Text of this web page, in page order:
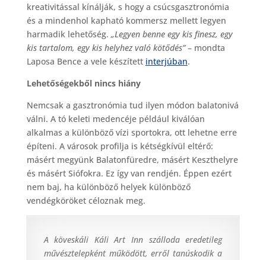
kreativitással kínálják, s hogy a csúcsgasztronómia
és a mindenhol kapható kommersz mellett legyen
harmadik lehetőség. „Legyen benne egy kis finesz, egy
kis tartalom, egy kis helyhez való kötődés”– mondta
Laposa Bence a vele készített interjúban.
Lehetőségekből nincs hiány
Nemcsak a gasztronómia tud ilyen módon balatonivá
válni. A tó keleti medencéje például kiválóan
alkalmas a különböző vízi sportokra, ott lehetne erre
építeni. A városok profilja is kétségkívül eltérő:
másért megyünk Balatonfüredre, másért Keszthelyre
és másért Siófokra. Ez így van rendjén. Éppen ezért
nem baj, ha különböző helyek különböző
vendégköröket céloznak meg.
A köveskáli Káli Art Inn szálloda eredetileg
művésztelepként működött, erről tanúskodik a